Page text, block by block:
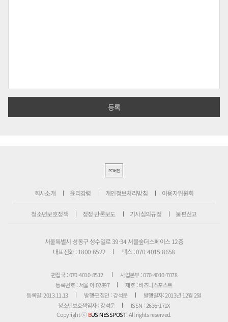
PC버전
회사소개 윤리강령 개인정보처리방침 이용자위원회
청소년보호정책 정정·반론보도 기사심의규정 불편신고
서울특별시 성동구 성수일로 39-34 서울숲더스페이스 12층
대표전화 : 1800-6522
팩스 : 070-4015-8658
편집국 : 070-4010-8512
사업본부 : 070-4010-7078
등록번호 : 서울 아 02897
제호 : 비즈니스포스트
등록일: 2013.11.13
발행·편집인 : 강석운
발행일자: 2013년 12월 2일
청소년보호책임자 : 강석운
ISSN : 2636-171X
Copyright ⓒBUSINESSPOST. All rights reserved.